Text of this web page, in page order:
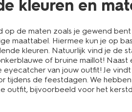
kleuren en
op de maten zoals je gewend
maattabel. Hiermee kun je op
kleuren. Natuurlijk vind je de
of bruine maillot!
van jouw outfit! Je
de feestdagen. We
outfit, bijvoorbeeld voor het